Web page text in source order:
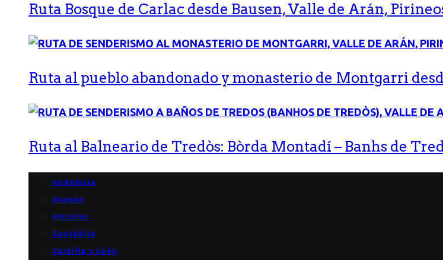
Ruta Bosque de Carlac desde Bausen, Valle de Arán,
Ruta al pueblo abandonado y monasterio de Montgarri
Ruta al Balneario de Tredòs: Bòrda Montadí – Banhs de
Andalucía
Aragón
Asturias
Cantabria
Castilla y León